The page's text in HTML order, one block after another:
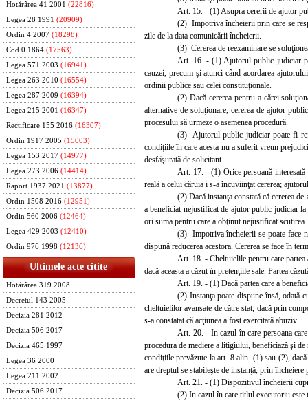
Hotărârea 41 2001 (22816)
Legea 28 1991 (20909)
Ordin 4 2007 (18298)
Cod 0 1864 (17563)
Legea 571 2003 (16941)
Legea 263 2010 (16554)
Legea 287 2009 (16394)
Legea 215 2001 (16347)
Rectificare 155 2016 (16307)
Ordin 1917 2005 (15003)
Legea 153 2017 (14977)
Legea 273 2006 (14414)
Raport 1937 2021 (13877)
Ordin 1508 2016 (12951)
Ordin 560 2006 (12464)
Legea 429 2003 (12410)
Ordin 976 1998 (12136)
Ultimele acte citite
Hotărârea 319 2008
Decretul 143 2005
Decizia 281 2012
Decizia 506 2017
Decizia 465 1997
Legea 36 2000
Legea 211 2002
Decizia 506 2017
Art. 15. - (1) Asupra cererii de ajutor
(2) Impotriva încheierii prin care se
zile de la data comunicării încheierii.
(3) Cererea de reexaminare se
Art. 16. - (1) Ajutorul public judiciar
cauzei, precum şi atunci când acordarea
ordinii publice sau celei constituţionale.
(2) Dacă cererea pentru a cărei
alternative de soluţionare, cererea de ajutor
procesului să urmeze o asemenea procedură.
(3) Ajutorul public judiciar poate fi
condiţiile în care acesta nu a suferit vreun
desfăşurată de solicitant.
Art. 17. - (1) Orice persoană
reală a celui căruia i s-a încuviinţat cererea;
(2) Dacă instanţa constată că cererea
a beneficiat nejustificat de ajutor public judiciar
ori suma pentru care a obţinut nejustificat scutirea.
(3) Impotriva încheierii se poate face
dispună reducerea acestora. Cererea se face în
Art. 18. - Cheltuielile pentru care
dacă aceasta a căzut în pretenţiile sale. Partea
Art. 19. - (1) Dacă partea care a
(2) Instanţa poate dispune însă, odată
cheltuielilor avansate de către stat, dacă prin
s-a constatat că acţiunea a fost exercitată abuziv.
Art. 20. - In cazul în care persoana
procedura de mediere a litigiului, beneficiază şi de
condiţiile prevăzute la art. 8 alin. (1) sau (2),
are dreptul se stabileşte de instanţă, prin
Art. 21. - (1) Dispozitivul încheierii
(2) In cazul în care titlul executoriu este